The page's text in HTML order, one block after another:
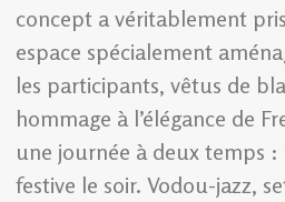
concept a véritablement
espace spécialement
les participants, vêtus de
hommage à l’élégance de
une journée à deux temps
festive le soir. Vodou-jazz,